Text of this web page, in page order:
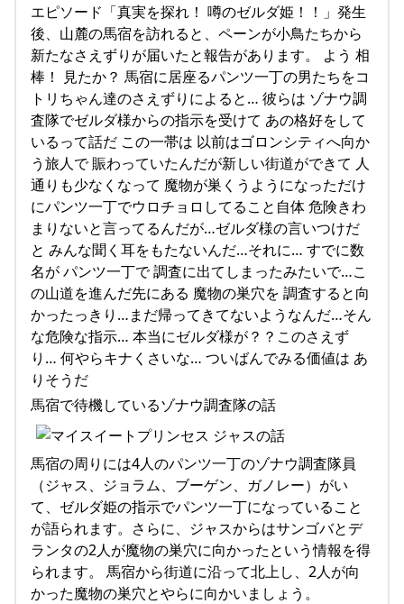
エピソード「真実を探れ！ 噂のゼルダ姫！！」発生
後、山麓の馬宿を訪れると、ペーンが小鳥たちから
新たなさえずりが届いたと報告があります。 よう 相
棒！ 見たか？ 馬宿に居座るパンツ一丁の男たちをコ
トリちゃん達のさえずりによると… 彼らは ゾナウ調
査隊でゼルダ様からの指示を受けて あの格好をして
いるって話だ この一帯は 以前はゴロンシティへ向か
う旅人で 賑わっていたんだが新しい街道ができて 人
通りも少なくなって 魔物が巣くうようになっただけ
にパンツ一丁でウロチョロしてること自体 危険きわ
まりないと言ってるんだが…ゼルダ様の言いつけだ
と みんな聞く耳をもたないんだ…それに… すでに数
名が パンツ一丁で 調査に出てしまったみたいで…こ
の山道を進んだ先にある 魔物の巣穴を 調査すると向
かったっきり…まだ帰ってきてないようなんだ…そん
な危険な指示… 本当にゼルダ様が？？このさえず
り… 何やらキナくさいな… ついばんでみる価値は あ
りそうだ
馬宿で待機しているゾナウ調査隊の話
馬宿の周りには4人のパンツ一丁のゾナウ調査隊員
（ジャス、ジョラム、ブーゲン、ガノレー）がい
て、ゼルダ姫の指示でパンツ一丁になっていること
が語られます。さらに、ジャスからはサンゴバとデ
ランタの2人が魔物の巣穴に向かったという情報を得
られます。 馬宿から街道に沿って北上し、2人が向
かった魔物の巣穴とやらに向かいましょう。